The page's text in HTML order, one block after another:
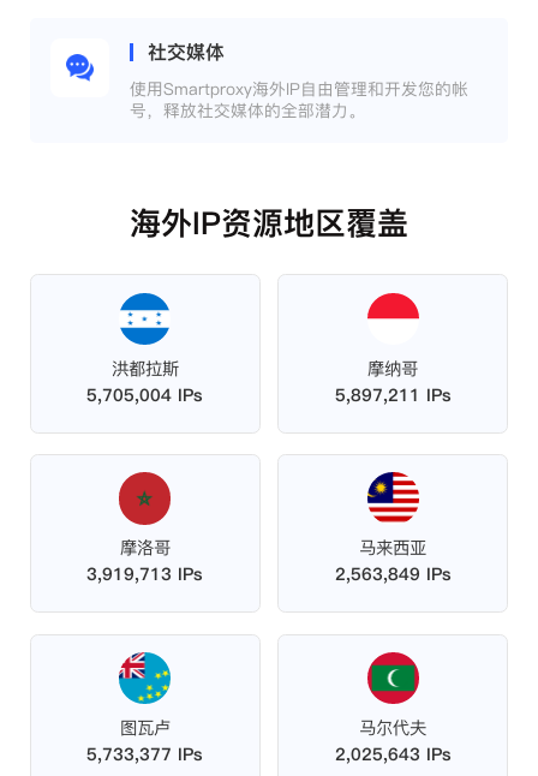
社交媒体
使用Smartproxy海外IP自由管理和开发您的帐
号，释放社交媒体的全部潜力。
海外IP资源地区覆盖
洪都拉斯
5,705,004 IPs
摩纳哥
5,897,211 IPs
摩洛哥
3,919,713 IPs
马来西亚
2,563,849 IPs
图瓦卢
5,733,377 IPs
马尔代夫
2,025,643 IPs